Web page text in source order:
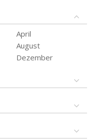
April
August
Dezember